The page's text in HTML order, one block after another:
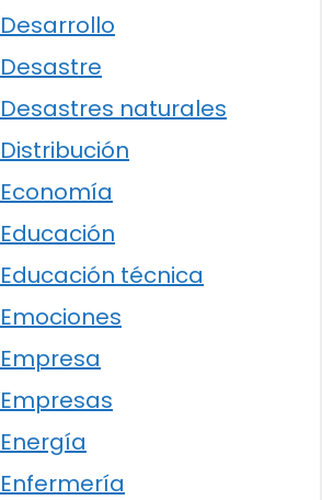
Desarrollo
Desastre
Desastres naturales
Distribución
Economía
Educación
Educación técnica
Emociones
Empresa
Empresas
Energía
Enfermería